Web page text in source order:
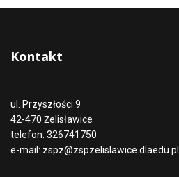
Kontakt
ul. Przyszłości 9
42-470 Żelisławice
telefon: 326741750
e-mail: zspz@zspzelislawice.dlaedu.pl